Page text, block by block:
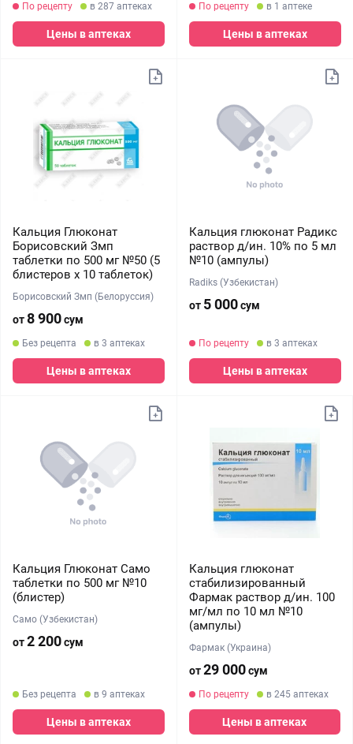
По рецепту в 287 аптеках
Цены в аптеках
По рецепту в 1 аптеке
Цены в аптеках
Кальция Глюконат
Борисовский Змп
таблетки по 500 мг №50 (5
блистеров х 10 таблеток)
Борисовский Змп (Белоруссия)
от8 900сум
Без рецепта в 3 аптеках
Цены в аптеках
Кальция глюконат Радикс
раствор д/ин. 10% по 5 мл
№10 (ампулы)
Radiks (Узбекистан)
от 5 000сум
По рецепту в 3 аптеках
Цены в аптеках
Кальция Глюконат Само
таблетки по 500 мг №10
(блистер)
Само (Узбекистан)
от2 200сум
Без рецепта в 9 аптеках
Цены в аптеках
Кальция глюконат
стабилизированный
Фармак раствор д/ин. 100
мг/мл по 10 мл №10
(ампулы)
Фармак (Украина)
от29 000сум
По рецепту в 245 аптеках
Цены в аптеках